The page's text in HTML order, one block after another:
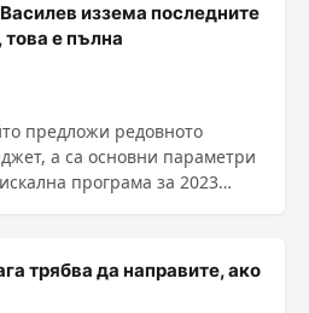
иззема последните
е пълна
предложи редовното
а са основни параметри
програма за 2023
трябва да направите, ако